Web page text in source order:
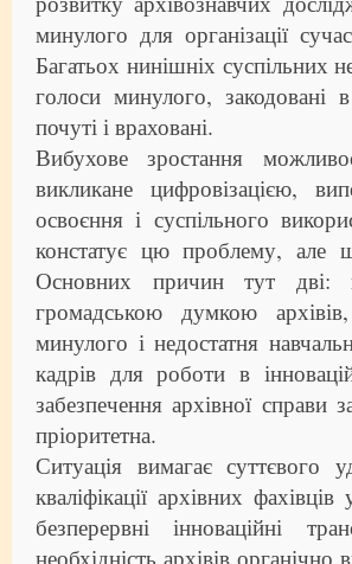
минулого для організації
Багатьох нинішніх суспільних
голоси минулого, закодовані
почуті і враховані.
Вибухове зростання
викликане цифровізацією,
освоєння і суспільного
констатує цю проблему, але
Основних причин тут дві:
громадською думкою
минулого і недостатня
кадрів для роботи в
забезпечення архівної справи
пріоритетна.
Ситуація вимагає суттєвого
кваліфікації архівних
безперервні інноваційні
необхідність архівів